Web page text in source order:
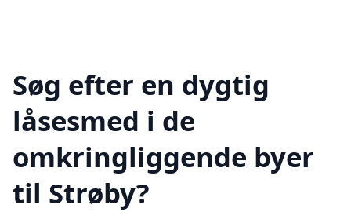
Søg efter en dygtig
låsesmed i de
omkringliggende byer
til Strøby?